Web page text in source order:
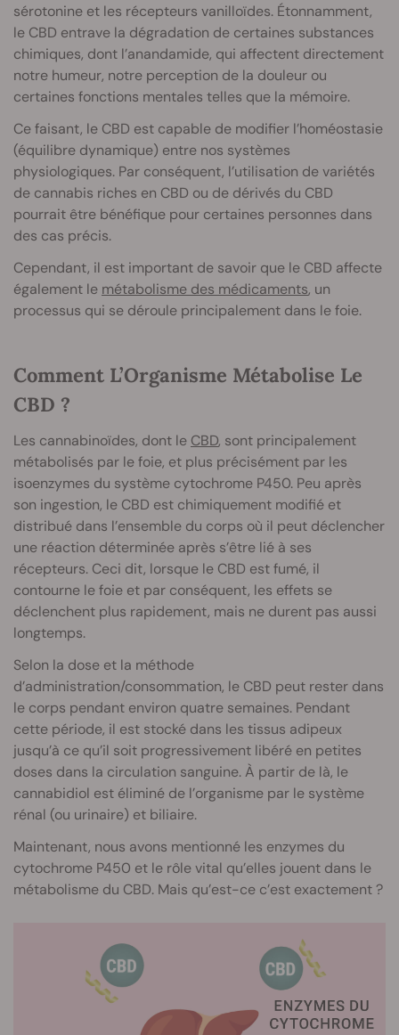
sérotonine et les récepteurs vanilloïdes. Étonnamment,
le CBD entrave la dégradation de certaines substances
chimiques, dont l’anandamide, qui affectent directement
notre humeur, notre perception de la douleur ou
certaines fonctions mentales telles que la mémoire.
Ce faisant, le CBD est capable de modifier l’homéostasie
(équilibre dynamique) entre nos systèmes
physiologiques. Par conséquent, l’utilisation de variétés
de cannabis riches en CBD ou de dérivés du CBD
pourrait être bénéfique pour certaines personnes dans
des cas précis.
Cependant, il est important de savoir que le CBD affecte
également le métabolisme des médicaments, un
processus qui se déroule principalement dans le foie.
Comment L’Organisme Métabolise Le
CBD ?
Les cannabinoïdes, dont le CBD, sont principalement
métabolisés par le foie, et plus précisément par les
isoenzymes du système cytochrome P450. Peu après
son ingestion, le CBD est chimiquement modifié et
distribué dans l’ensemble du corps où il peut déclencher
une réaction déterminée après s’être lié à ses
récepteurs. Ceci dit, lorsque le CBD est fumé, il
contourne le foie et par conséquent, les effets se
déclenchent plus rapidement, mais ne durent pas aussi
longtemps.
Selon la dose et la méthode
d’administration/consommation, le CBD peut rester dans
le corps pendant environ quatre semaines. Pendant
cette période, il est stocké dans les tissus adipeux
jusqu’à ce qu’il soit progressivement libéré en petites
doses dans la circulation sanguine. À partir de là, le
cannabidiol est éliminé de l’organisme par le système
rénal (ou urinaire) et biliaire.
Maintenant, nous avons mentionné les enzymes du
cytochrome P450 et le rôle vital qu’elles jouent dans le
métabolisme du CBD. Mais qu’est-ce c’est exactement ?